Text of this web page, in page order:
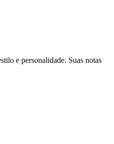
e personalidade. Suas notas